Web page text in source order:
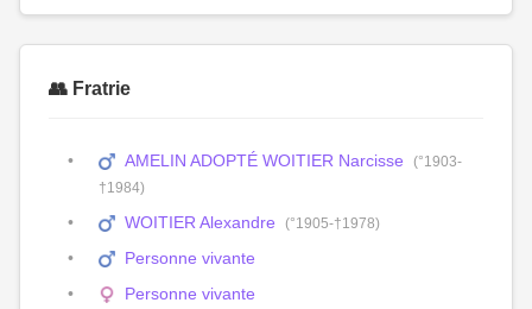
👥 Fratrie
AMELIN ADOPTÉ WOITIER Narcisse
(°1903-
†1984)
WOITIER Alexandre (°1905-†1978)
Personne vivante
Personne vivante